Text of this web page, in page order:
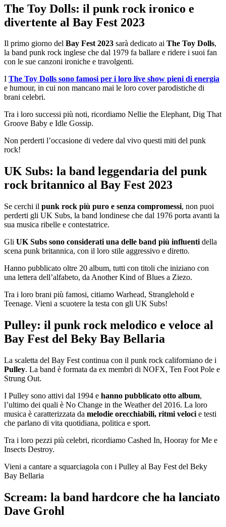
The Toy Dolls: il punk rock ironico e
divertente al Bay Fest 2023
Il primo giorno del Bay Fest 2023 sarà dedicato ai The Toy Dolls,
la band punk rock inglese che dal 1979 fa ballare e ridere i suoi fan
con le sue canzoni ironiche e travolgenti.
I The Toy Dolls sono famosi per i loro live show pieni di energia
e humour, in cui non mancano mai le loro cover parodistiche di
brani celebri.
Tra i loro successi più noti, ricordiamo Nellie the Elephant, Dig That
Groove Baby e Idle Gossip.
Non perderti l’occasione di vedere dal vivo questi miti del punk
rock!
UK Subs: la band leggendaria del punk
rock britannico al Bay Fest 2023
Se cerchi il punk rock più puro e senza compromessi, non puoi
perderti gli UK Subs, la band londinese che dal 1976 porta avanti la
sua musica ribelle e contestatrice.
Gli UK Subs sono considerati una delle band più influenti della
scena punk britannica, con il loro stile aggressivo e diretto.
Hanno pubblicato oltre 20 album, tutti con titoli che iniziano con
una lettera dell’alfabeto, da Another Kind of Blues a Ziezo.
Tra i loro brani più famosi, citiamo Warhead, Stranglehold e
Teenage. Vieni a scuotere la testa con gli UK Subs!
Pulley: il punk rock melodico e veloce al
Bay Fest del Beky Bay Bellaria
La scaletta del Bay Fest continua con il punk rock californiano de i
Pulley. La band è formata da ex membri di NOFX, Ten Foot Pole e
Strung Out.
I Pulley sono attivi dal 1994 e hanno pubblicato otto album,
l’ultimo dei quali è No Change in the Weather del 2016. La loro
musica è caratterizzata da melodie orecchiabili, ritmi veloci e testi
che parlano di vita quotidiana, politica e sport.
Tra i loro pezzi più celebri, ricordiamo Cashed In, Hooray for Me e
Insects Destroy.
Vieni a cantare a squarciagola con i Pulley al Bay Fest del Beky
Bay Bellaria
Scream: la band hardcore che ha lanciato
Dave Grohl